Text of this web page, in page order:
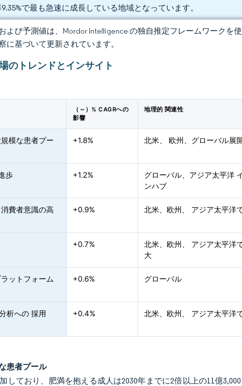
で最も急速に成長している地域となっています。
よび予測値は、Mordor Intelligence の独自推定フレームワークを
に基づいて更新されています。
のトレンドとインサイト
（～）% CAGRへの
影響
地理的 関連性
模な患者プー
+1.8% 北米、 欧州、グローバル展
歩 +1.2%
グローバル、アジア太平洋
ンハブ
費者意識の高
+0.9% 北米、欧州、 アジア太平洋
+0.7%
北米、欧州、 アジア太平洋
大
ットフォーム
+0.6% グローバル
析への 採用 +0.4% 北米、欧州、 アジア太平洋
患者プール
しており、肥満を抱える成人は2030年までに2倍以上の11億